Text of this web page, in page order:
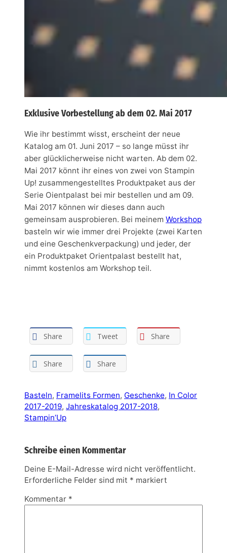
Exklusive Vorbestellung ab dem 02. Mai 2017
Wie ihr bestimmt wisst, erscheint der neue
Katalog am 01. Juni 2017 – so lange müsst ihr
aber glücklicherweise nicht warten. Ab dem 02.
Mai 2017 könnt ihr eines von zwei von Stampin
Up! zusammengestelltes Produktpaket aus der
Serie Oientpalast bei mir bestellen und am 09.
Mai 2017 können wir dieses dann auch
gemeinsam ausprobieren. Bei meinem Workshop
basteln wir wie immer drei Projekte (zwei Karten
und eine Geschenkverpackung) und jeder, der
ein Produktpaket Orientpalast bestellt hat,
nimmt kostenlos am Workshop teil.
Share Tweet Share
Share Share
Basteln, Framelits Formen, Geschenke, In Color
2017-2019, Jahreskatalog 2017-2018
Stampin’Up
Schreibe einen Kommentar
Deine E-Mail-Adresse wird nicht veröffentlicht.
Erforderliche Felder sind mit * markiert
Kommentar *